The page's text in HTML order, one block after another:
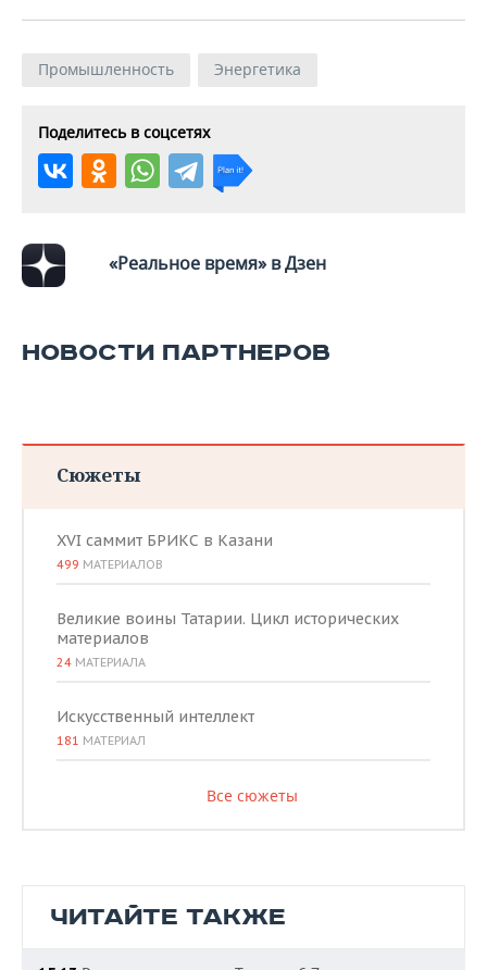
Промышленность Энергетика
Поделитесь в соцсетях
«Реальное время» в Дзен
НОВОСТИ ПАРТНЕРОВ
Сюжеты
XVI саммит БРИКС в Казани
499 МАТЕРИАЛОВ
Великие воины Татарии. Цикл исторических
материалов
24 МАТЕРИАЛА
Искусственный интеллект
181 МАТЕРИАЛ
Все сюжеты
ЧИТАЙТЕ ТАКЖЕ